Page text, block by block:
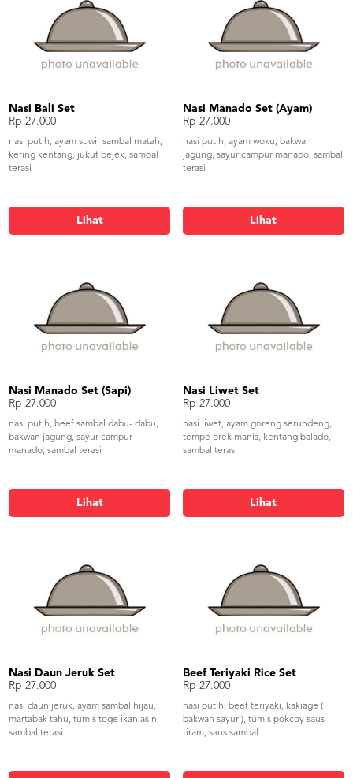
Nasi Bali Set
Rp 27.000
nasi putih, ayam suwir sambal matah,
kering kentang, jukut bejek, sambal
terasi
Lihat
Nasi Manado Set (Ayam)
Rp 27.000
nasi putih, ayam woku, bakwan
jagung, sayur campur manado, sambal
terasi
Lihat
Nasi Manado Set (Sapi)
Rp 27.000
nasi putih, beef sambal dabu- dabu,
bakwan jagung, sayur campur
manado, sambal terasi
Lihat
Nasi Liwet Set
Rp 27.000
nasi liwet, ayam goreng serundeng,
tempe orek manis, kentang balado,
sambal terasi
Lihat
Nasi Daun Jeruk Set
Rp 27.000
nasi daun jeruk, ayam sambal hijau,
martabak tahu, tumis toge ikan asin,
sambal terasi
Beef Teriyaki Rice Set
Rp 27.000
nasi putih, beef teriyaki, kakiage (
bakwan sayur ), tumis pokcoy saus
tiram, saus sambal